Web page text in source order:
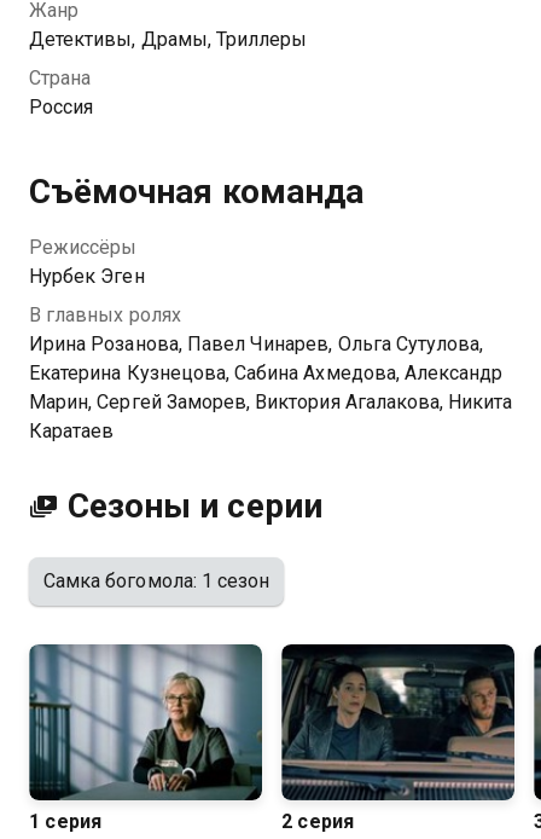
педофилами, насильниками и неверными мужьями.
В наши дни у Жанны появляется подражатель, в
точности копирующий совершённые ей убийства.
Героиня предлагает полиции помощь и ставит два
который давно вычеркнул мать из своей жизни.
Посмотреть онлайн 1 сезон сериала Самка богомола
вы можете совершенно бесплатно в хорошем HD
Жанр
Детективы, Драмы, Триллеры
Страна
Россия
Съёмочная команда
Режиссёры
Нурбек Эген
В главных ролях
Ирина Розанова, Павел Чинарев, Ольга Сутулова,
Екатерина Кузнецова, Сабина Ахмедова, Александр
Марин, Сергей Заморев, Виктория Агалакова, Никита
Каратаев
Сезоны и серии
Самка богомола: 1 сезон
1 серия 2 серия